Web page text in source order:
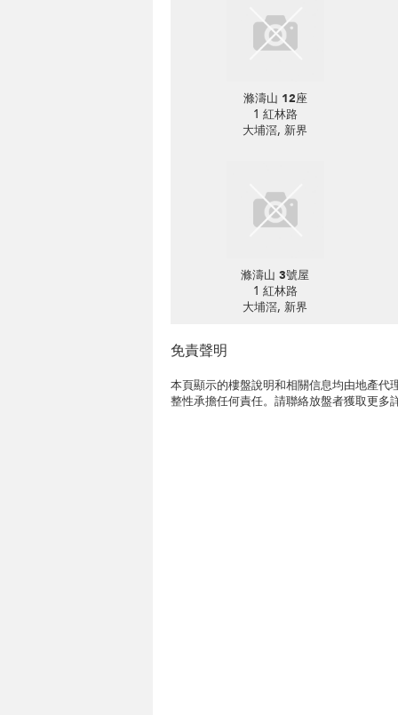
滌濤山 12座
1 紅林路
大埔滘, 新界
滌濤山 3號屋
1 紅林路
大埔滘, 新界
免責聲明
本頁顯示的樓盤說明和相關信息均由地產代
整性承擔任何責任。請聯絡放盤者獲取更多